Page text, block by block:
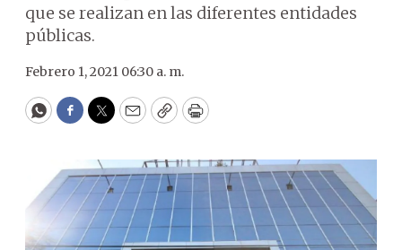
que se realizan en las diferentes entidades
públicas.
Febrero 1, 2021 06:30 a. m.
WhatsApp
Facebook
Twitter
EmailCopyPrint